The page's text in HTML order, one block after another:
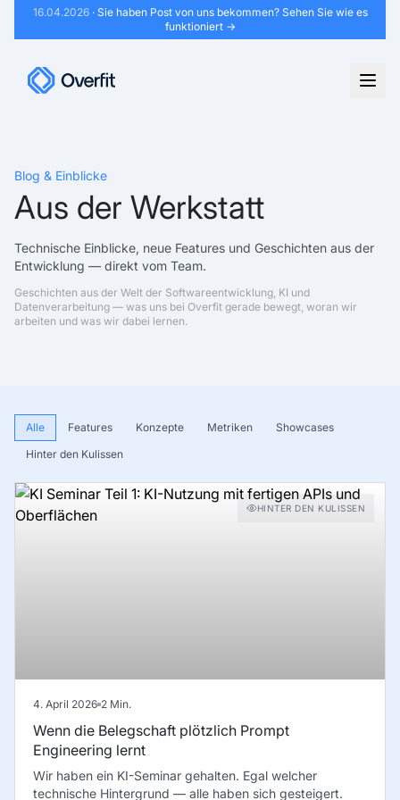
16.04.2026· Sie haben Post von uns bekommen? Sehen Sie wie es
funktioniert →
Blog & Einblicke
Aus der Werkstatt
Technische Einblicke, neue Features und Geschichten aus der
Entwicklung — direkt vom Team.
Geschichten aus der Welt der Softwareentwicklung, KI und
Datenverarbeitung — was uns bei Overfit gerade bewegt, woran wir
arbeiten und was wir dabei lernen.
Alle Features Konzepte Metriken
Showcases
Hinter den Kulissen
HINTER DEN KULISSEN
4. April 2026 2 Min.
Wenn die Belegschaft plötzlich Prompt
Engineering lernt
Wir haben ein KI-Seminar gehalten. Egal welcher
technische Hintergrund — alle haben sich gesteigert.